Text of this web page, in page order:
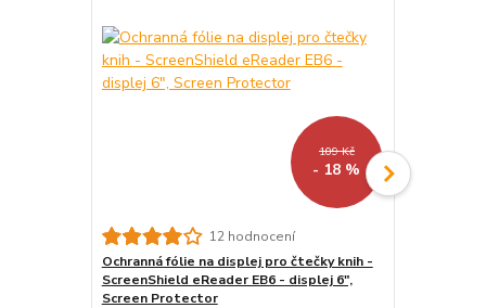
109 Kč
- 18 %
12 hodnocení
Ochranná fólie na displej pro čtečky knih -
ScreenShield eReader EB6 - displej 6",
Screen Protector